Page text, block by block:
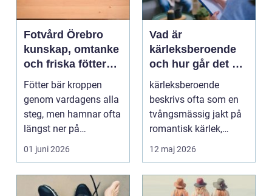
Fotvård Örebro
kunskap, omtanke
och friska fötter
året runt
Fötter bär kroppen
genom vardagens alla
steg, men hamnar ofta
längst ner på
prioriteringslistan.
Mån...
01 juni 2026
Vad är
kärleksberoende
och hur går det att
bryta mönstret?
kärleksberoende
beskrivs ofta som en
tvångsmässig jakt på
romantisk kärlek,
närhet eller
bekräftelse...
12 maj 2026